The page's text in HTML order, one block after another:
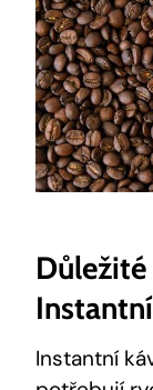
Instantní